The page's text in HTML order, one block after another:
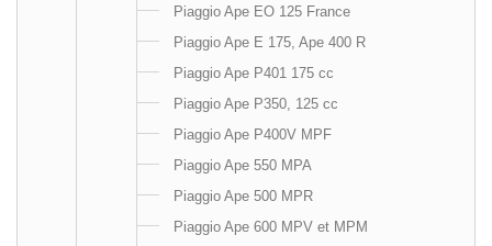
Piaggio Ape EO 125 France
Piaggio Ape E 175, Ape 400 R
Piaggio Ape P401 175 cc
Piaggio Ape P350, 125 cc
Piaggio Ape P400V MPF
Piaggio Ape 550 MPA
Piaggio Ape 500 MPR
Piaggio Ape 600 MPV et MPM